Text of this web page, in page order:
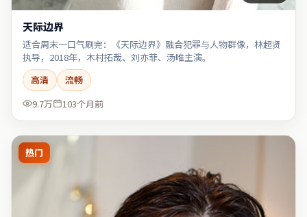
天际边界
适合周末一口气刷完：《天际边界》融合犯罪与人物群像，林超贤
执导，2018年，木村拓哉、刘亦菲、汤唯主演。
高清
流畅
9.7万
103个月前
热门